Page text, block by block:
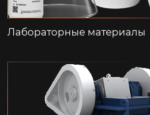
Лабораторные материалы